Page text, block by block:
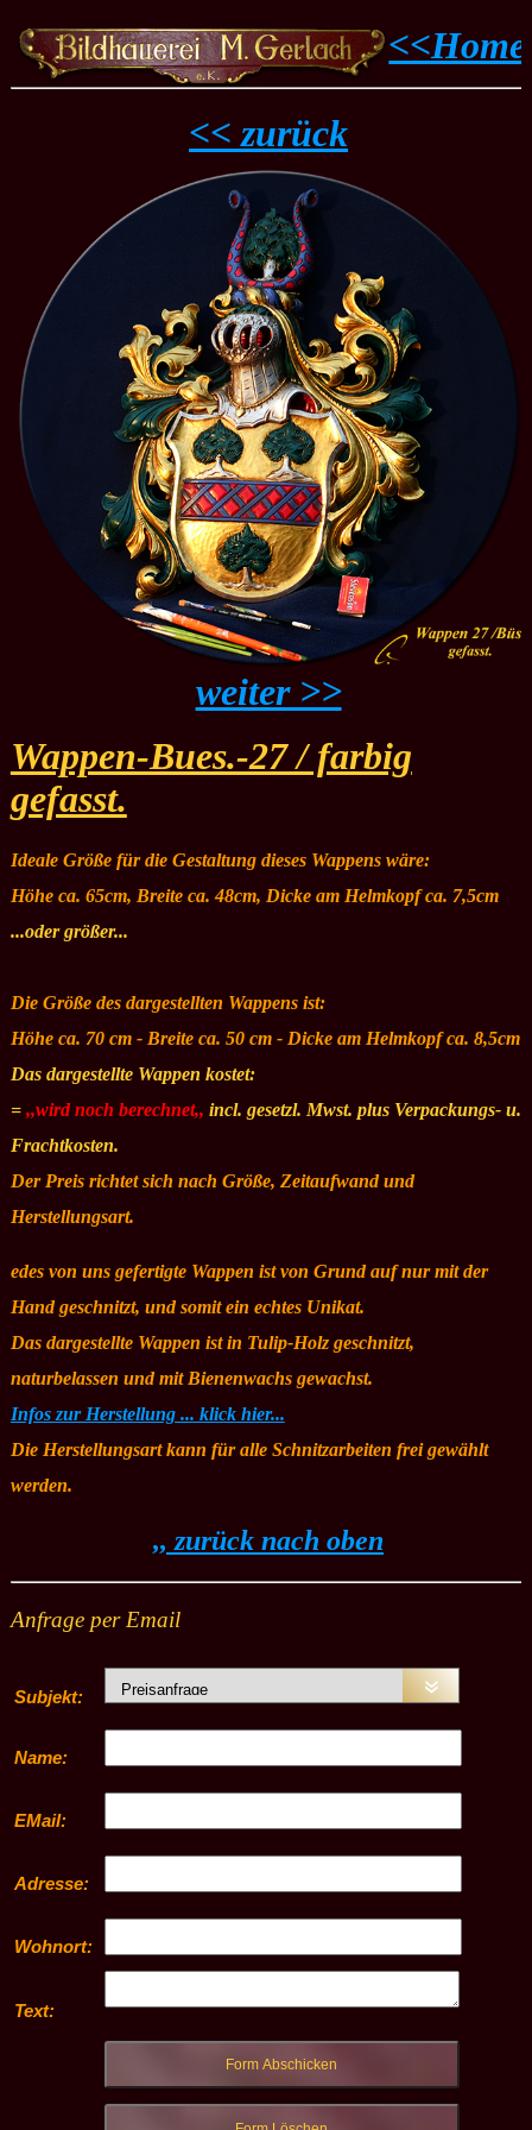
<<Home
<< zurück
weiter >>
Wappen-Bues.-27 / farbig
gefasst.
Ideale Größe für die Gestaltung dieses Wappens wäre:
Höhe ca. 65cm, Breite ca. 48cm, Dicke am Helmkopf ca. 7,5cm
...oder größer...
Die Größe des dargestellten Wappens ist:
Höhe ca. 70 cm - Breite ca. 50 cm - Dicke am Helmkopf ca. 8,5cm
Das dargestellte Wappen kostet:
= ,,wird noch berechnet,, incl. gesetzl. Mwst. plus Verpackungs- u.
Frachtkosten.
Der Preis richtet sich nach Größe, Zeitaufwand und
Herstellungsart.
edes von uns gefertigte Wappen ist von Grund auf nur mit der
Hand geschnitzt, und somit ein echtes Unikat.
Das dargestellte Wappen ist in Tulip-Holz geschnitzt,
naturbelassen und mit Bienenwachs gewachst.
Infos zur Herstellung ... klick hier...
Die Herstellungsart kann für alle Schnitzarbeiten frei gewählt
werden.
,, zurück nach oben
Anfrage per Email
Subjekt:
Name:
EMail:
Adresse:
Wohnort:
Text: